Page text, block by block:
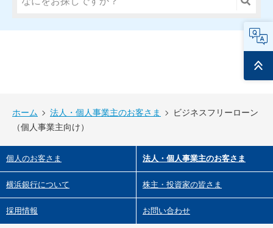
トップ
ホーム 法人・個人事業主のお客さま
ビジネスフリーローン
（個人事業主向け）
個人のお客さま 法人・個人事業主のお客さま
横浜銀行について 株主・投資家の皆さま
採用情報 お問い合わせ